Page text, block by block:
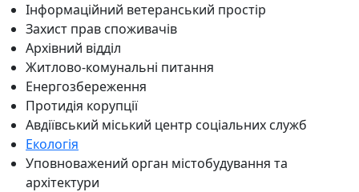
Інформаційний ветеранський простір
Захист прав споживачів
Архівний відділ
Житлово-комунальні питання
Енергозбереження
Протидія корупції
Авдіївський міський центр соціальних служб
Екологія
Уповноважений орган містобудування та
архітектури